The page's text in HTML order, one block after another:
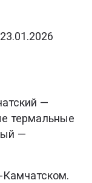
—
термальные
—
Камчатском.